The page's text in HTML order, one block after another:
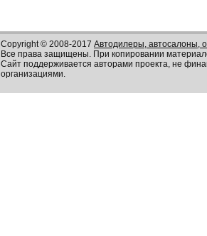
Copyright © 2008-2017 Автодилеры, автосалоны,
Все права защищены. При копировании
Сайт поддерживается авторами проекта, не
организациями.